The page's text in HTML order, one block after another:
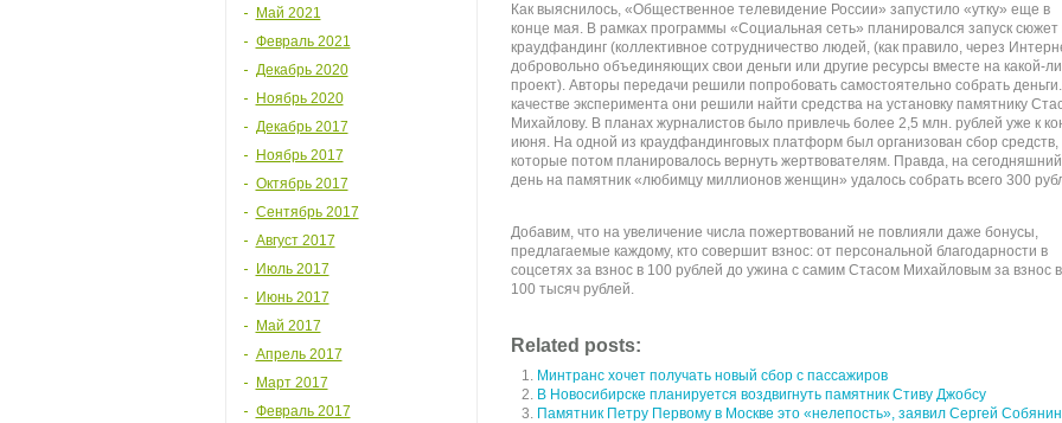
Май 2021
Февраль 2021
Декабрь 2020
Ноябрь 2020
Декабрь 2017
Ноябрь 2017
Октябрь 2017
Сентябрь 2017
Август 2017
Июль 2017
Июнь 2017
Май 2017
Апрель 2017
Март 2017
Февраль 2017
Как выяснилось, «Общественное телевидение России» запустило «утку» еще в
конце мая. В рамках программы «Социальная сеть» планировался запуск сюжет
краудфандинг (коллективное сотрудничество людей, (как правило, через
добровольно объединяющих свои деньги или другие ресурсы вместе на какой-
проект). Авторы передачи решили попробовать самостоятельно собрать
качестве эксперимента они решили найти средства на установку памятнику
Михайлову. В планах журналистов было привлечь более 2,5 млн. рублей уже к
июня. На одной из краудфандинговых платформ был организован сбор средств,
которые потом планировалось вернуть жертвователям. Правда, на сегодняшний
день на памятник «любимцу миллионов женщин» удалось собрать всего 300
Добавим, что на увеличение числа пожертвований не повлияли даже бонусы,
предлагаемые каждому, кто совершит взнос: от персональной благодарности в
соцсетях за взнос в 100 рублей до ужина с самим Стасом Михайловым за взнос в
100 тысяч рублей.
Related posts:
Минтранс хочет получать новый сбор с пассажиров
В Новосибирске планируется воздвигнуть памятник Стиву Джобсу
Памятник Петру Первому в Москве это «нелепость», заявил Сергей Собянин